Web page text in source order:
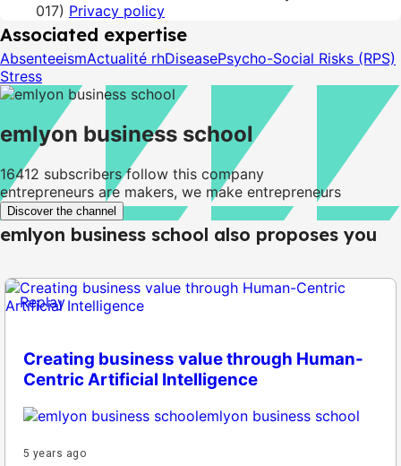
017) Privacy policy
Associated expertise
AbsenteeismActualité rhDiseasePsycho-Social Risks (RPS)
Stress
emlyon business school
16412 subscribers follow this company
entrepreneurs are makers, we make entrepreneurs
Discover the channel
emlyon business school also proposes you
Replay
Creating business value through Human-
Centric Artificial Intelligence
emlyon business school
5 years ago